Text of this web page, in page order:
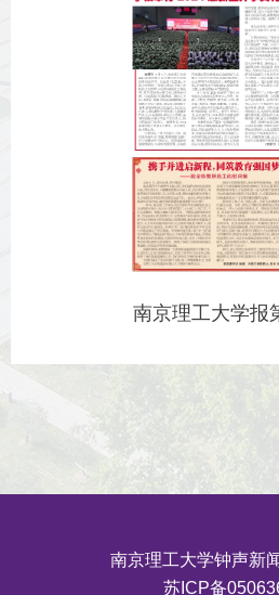
南京理工大学报
南京理工大学钟声新
苏ICP备